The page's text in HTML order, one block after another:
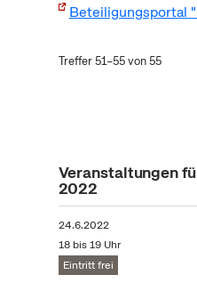
Beteiligungsportal
Treffer 51–55 von 55
Veranstaltungen
2022
24.6.2022
18 bis 19 Uhr
Eintritt frei